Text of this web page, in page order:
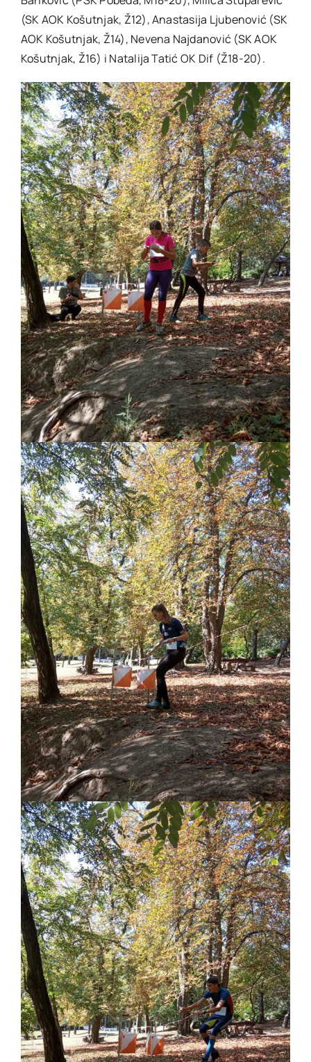
(SK AOK Košutnjak, Ž12), Anastasija Ljubenović (SK
AOK Košutnjak, Ž14), Nevena Najdanović (SK AOK
Košutnjak, Ž16) i Natalija Tatić OK Dif (Ž18-20).